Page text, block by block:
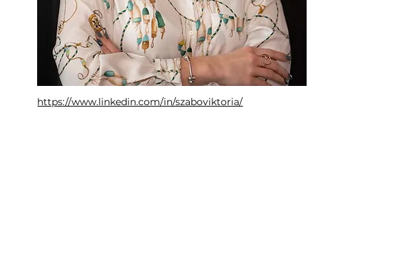
https://www.linkedin.com/in/szaboviktoria/